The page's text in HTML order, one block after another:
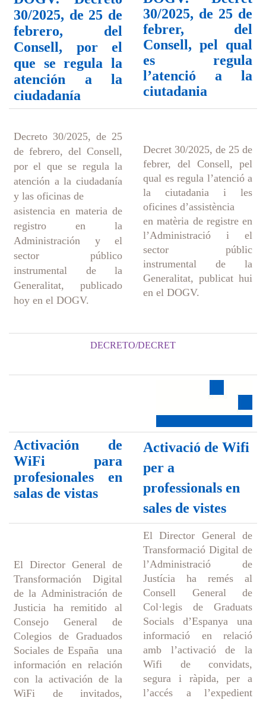
30/2025, de 25 de
febrero, del
Consell, por el
que se regula la
atención a la
ciudadanía
30/2025, de 25 de
febrer, del
Consell, pel qual
es regula
l’atenció a la
ciutadania
Decreto 30/2025, de 25
de febrero, del Consell,
por el que se regula la
atención a la ciudadanía
y las oficinas de
asistencia en materia de
registro en la
Administración y el
sector público
instrumental de la
Generalitat, publicado
hoy en el DOGV.
Decret 30/2025, de 25 de
febrer, del Consell, pel
qual es regula l’atenció a
la ciutadania i les
oficines d’assistència
en matèria de registre en
l’Administració i el
sector públic
instrumental de la
Generalitat, publicat hui
en el DOGV.
DECRETO/DECRET
Activación de
WiFi para
profesionales en
salas de vistas
Activació de Wifi
per a
professionals en
sales de vistes
El Director General de
Transformación Digital
de la Administración de
Justicia ha remitido al
Consejo General de
Colegios de Graduados
Sociales de España una
información en relación
con la activación de la
WiFi de invitados,
El Director General de
Transformació Digital de
l’Administració de
Justícia ha remés al
Consell General de
Col·legis de Graduats
Socials d’Espanya una
informació en relació
amb l’activació de la
Wifi de convidats,
segura i ràpida, per a
l’accés a l’expedient